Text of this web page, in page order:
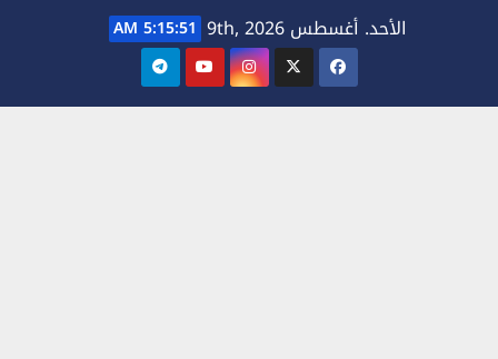
الأحد. أغسطس 9th, 2026 5:15:52 AM